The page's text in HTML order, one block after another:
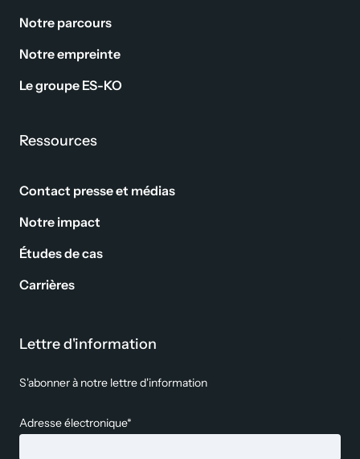
Notre parcours
Notre empreinte
Le groupe ES-KO
Ressources
Contact presse et médias
Notre impact
Études de cas
Carrières
Lettre d'information
S'abonner à notre lettre d'information
Adresse électronique*